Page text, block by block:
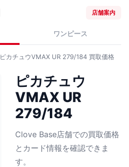
店舗案内
ワンピース
ピカチュウVMAX UR 279/184 買取価格
ピカチュウ
VMAX UR
279/184
Clove Base店舗での買取価格
とカード情報を確認できま
す。